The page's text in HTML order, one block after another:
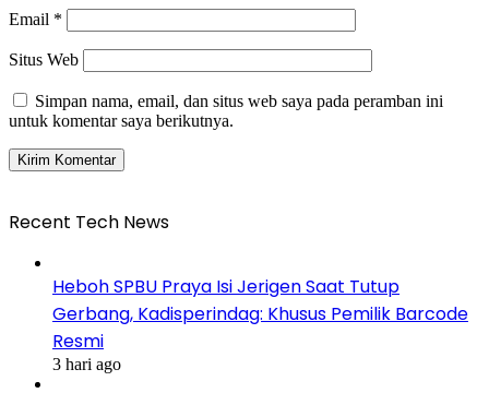
Email *
Situs Web
Simpan nama, email, dan situs web saya pada peramban ini
untuk komentar saya berikutnya.
Recent Tech News
Heboh SPBU Praya Isi Jerigen Saat Tutup
Gerbang, Kadisperindag: Khusus Pemilik Barcode
Resmi
3 hari ago